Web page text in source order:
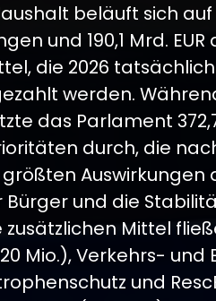
beläuft sich auf
und 190,1 Mrd. EUR
die 2026
werden.
das Parlament 372,7
durch, die
Auswirkungen
und die
Mittel
Mio.), Verkehrs- und
und